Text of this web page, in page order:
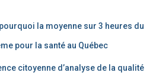
la moyenne sur 3 heures du
pour la santé au Québec
citoyenne d’analyse de la qualité